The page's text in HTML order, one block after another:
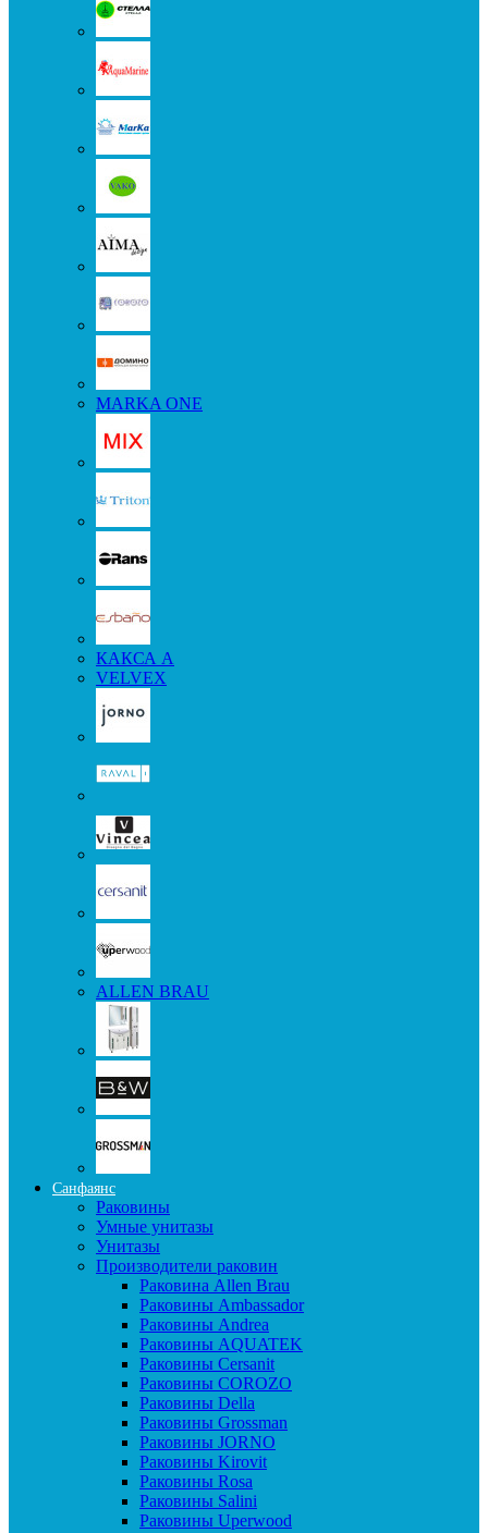
MARKA ONE
КАКСА А
VELVEX
ALLEN BRAU
Санфаянс
Раковины
Умные унитазы
Унитазы
Производители раковин
Раковина Allen Brau
Раковины Ambassador
Раковины Andrea
Раковины AQUATEK
Раковины Cersanit
Раковины COROZO
Раковины Della
Раковины Grossman
Раковины JORNO
Раковины Kirovit
Раковины Rosa
Раковины Salini
Раковины Uperwood